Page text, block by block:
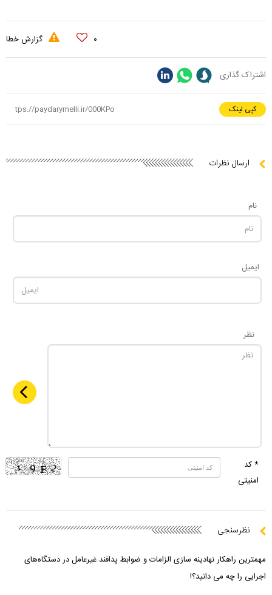
۰ گزارش خطا
اشتراک گذاری
کپی لینک
ارسال نظرات
نام
ایمیل
نظر
* کد
امنیتی
نظرسنجی
مهمترین راهکار نهادینه سازی الزامات و ضوابط پدافند غیرعامل در دستگاه‌های
اجرایی را چه می دانید؟!